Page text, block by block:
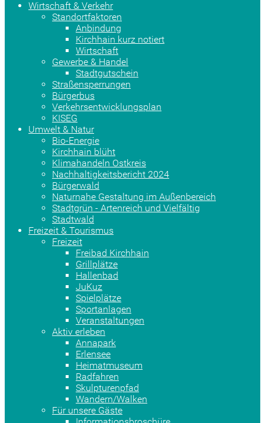
Wirtschaft & Verkehr
Standortfaktoren
Anbindung
Kirchhain kurz notiert
Wirtschaft
Gewerbe & Handel
Stadtgutschein
Straßensperrungen
Bürgerbus
Verkehrsentwicklungsplan
KISEG
Umwelt & Natur
Bio-Energie
Kirchhain blüht
Klimahandeln Ostkreis
Nachhaltigkeitsbericht 2024
Bürgerwald
Naturnahe Gestaltung im Außenbereich
Stadtgrün - Artenreich und Vielfältig
Stadtwald
Freizeit & Tourismus
Freizeit
Freibad Kirchhain
Grillplätze
Hallenbad
JuKuz
Spielplätze
Sportanlagen
Veranstaltungen
Aktiv erleben
Annapark
Erlensee
Heimatmuseum
Radfahren
Skulpturenpfad
Wandern/Walken
Für unsere Gäste